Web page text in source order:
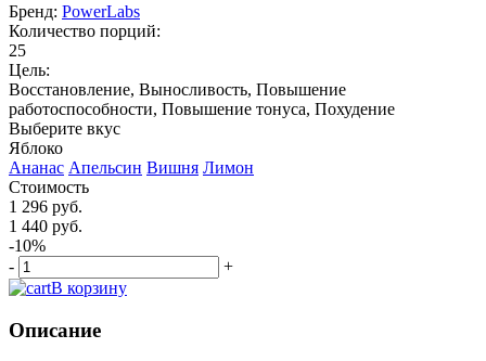
Бренд: PowerLabs
Количество порций:
25
Цель:
Восстановление, Выносливость, Повышение
работоспособности, Повышение тонуса, Похудение
Выберите вкус
Яблоко
Ананас Апельсин Вишня Лимон
Стоимость
1 296 руб.
1 440 руб.
-10%
-
+
В корзину
Описание